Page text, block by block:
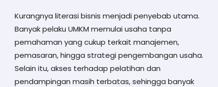
Kurangnya literasi bisnis menjadi penyebab utama.
Banyak pelaku UMKM memulai usaha tanpa
pemahaman yang cukup terkait manajemen,
pemasaran, hingga strategi pengembangan usaha.
Selain itu, akses terhadap pelatihan dan
pendampingan masih terbatas, sehingga banyak